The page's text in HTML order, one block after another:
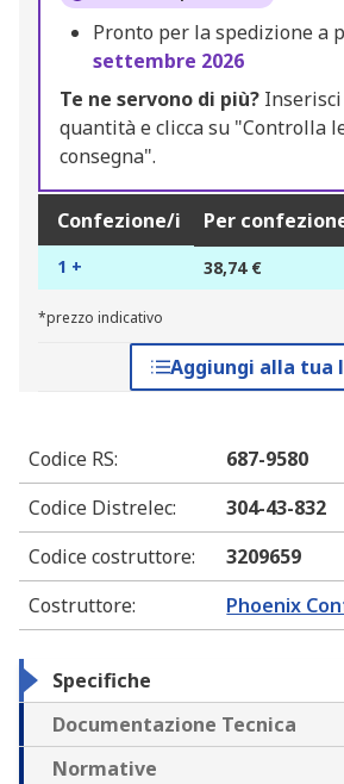
Pronto per la spedizione a
settembre 2026
Te ne servono di più?
quantità e clicca su "Controlla
consegna".
Confezione/i Per
1 + 38,74 €
*prezzo indicativo
Aggiungi alla tua
Codice RS:
687-9580
Codice Distrelec:
304-43-832
Codice costruttore:
3209659
Costruttore: Phoenix
Specifiche
Documentazione Tecnica
Normative